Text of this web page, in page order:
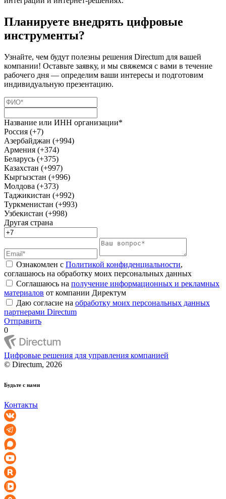
Планируете внедрять цифровые
инструменты?
Узнайте, чем будут полезны решения Directum для вашей
компании! Оставьте заявку, и мы свяжемся с вами в течение
рабочего дня — определим ваши интересы и подготовим
индивидуальную презентацию.
Название или ИНН организации*
Россия (+7)
Азербайджан (+994)
Армения (+374)
Беларусь (+375)
Казахстан (+997)
Кыргызстан (+996)
Молдова (+373)
Таджикистан (+992)
Туркменистан (+993)
Узбекистан (+998)
Другая страна
Ознакомлен с Политикой конфиденциальности,
соглашаюсь на обработку моих персональных данных
Соглашаюсь на получение информационных и рекламных
материалов от компании Директум
Даю согласие на обработку моих персональных данных
партнерами Directum
Отправить
0
Цифровые решения для управления компанией
© Directum, 2026
Будьте с нами
Контакты